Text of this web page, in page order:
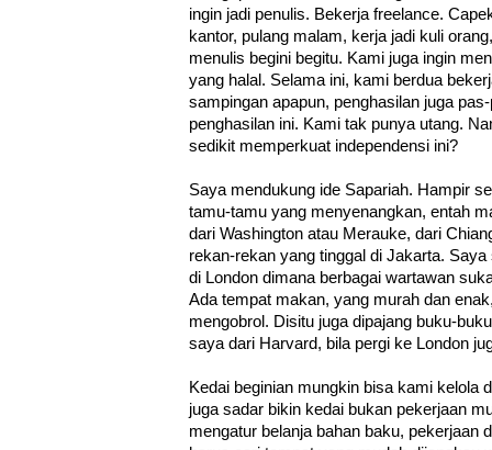
ingin jadi penulis. Bekerja freelance.
kantor, pulang malam, kerja jadi kuli
menulis begini begitu. Kami juga ingin
yang halal. Selama ini, kami berdua
sampingan apapun, penghasilan juga
penghasilan ini. Kami tak punya utang.
sedikit memperkuat independensi ini?
Saya mendukung ide Sapariah. Hampir
tamu-tamu yang menyenangkan, entah
dari Washington atau Merauke, dari
rekan-rekan yang tinggal di Jakarta.
di London dimana berbagai wartawan
Ada tempat makan, yang murah dan
mengobrol. Disitu juga dipajang buku-
saya dari Harvard, bila pergi ke London
Kedai beginian mungkin bisa kami kelola
juga sadar bikin kedai bukan pekerjaan
mengatur belanja bahan baku, pekerjaan